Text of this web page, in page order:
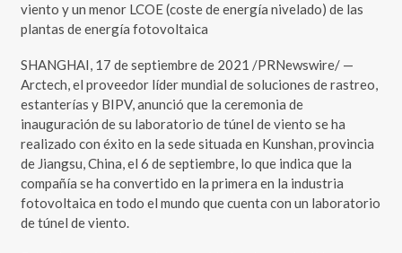
viento y un menor LCOE (coste de energía nivelado) de las
plantas de energía fotovoltaica
SHANGHAI, 17 de septiembre de 2021 /PRNewswire/ —
Arctech, el proveedor líder mundial de soluciones de rastreo,
estanterías y BIPV, anunció que la ceremonia de
inauguración de su laboratorio de túnel de viento se ha
realizado con éxito en la sede situada en Kunshan, provincia
de Jiangsu, China, el 6 de septiembre, lo que indica que la
compañía se ha convertido en la primera en la industria
fotovoltaica en todo el mundo que cuenta con un laboratorio
de túnel de viento.